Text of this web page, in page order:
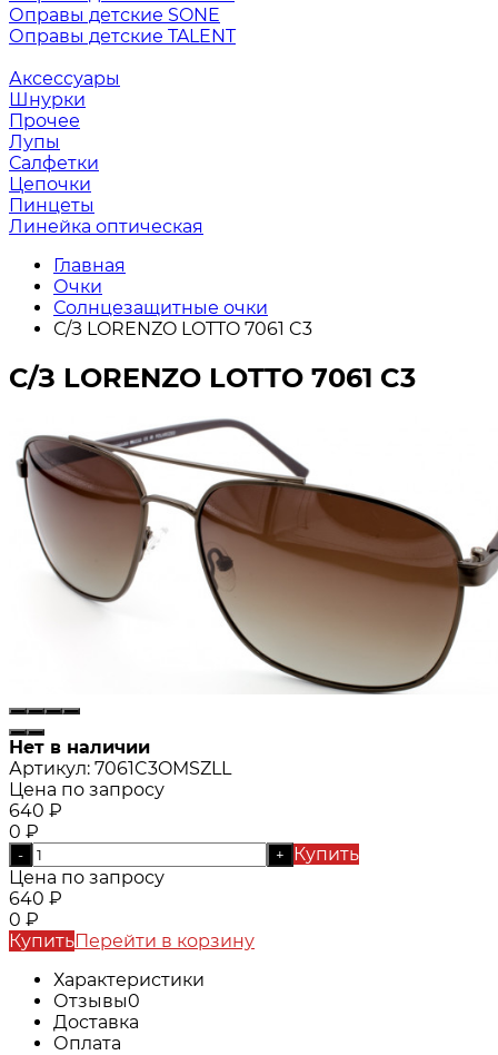
Оправы детские SONE
Оправы детские TALENT
Аксессуары
Шнурки
Прочее
Лупы
Салфетки
Цепочки
Пинцеты
Линейка оптическая
Главная
Очки
Солнцезащитные очки
С/З LORENZO LOTTO 7061 C3
С/З LORENZO LOTTO 7061 C3
Нет в наличии
Артикул: 7061C3OMSZLL
Цена по запросу
640 ₽
0 ₽
- +
Купить
Цена по запросу
640 ₽
0 ₽
КупитьПерейти в корзину
Характеристики
Отзывы0
Доставка
Оплата